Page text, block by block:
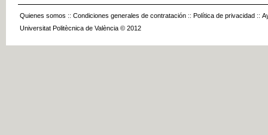
Quienes somos :: Condiciones generales de contratación :: Política de privacidad ::
Universitat Politècnica de València © 2012